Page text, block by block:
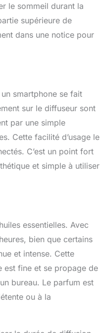
le sommeil durant la
supérieure de
dans une notice pour
smartphone se fait
sur le diffuseur sont
par une simple
Cette facilité d’usage le
C’est un point fort
et simple à utiliser
essentielles. Avec
bien que certains
et intense. Cette
est fine et se propage de
bureau. Le parfum est
ou à la